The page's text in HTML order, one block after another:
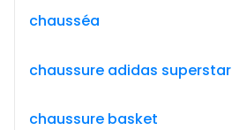
chausséa
chaussure adidas superstar
chaussure basket